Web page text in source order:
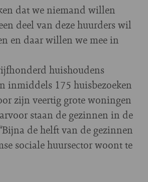
dat we niemand willen
deel van deze huurders wil
en daar willen we mee in
huishoudens
inmiddels 175 huisbezoeken
zijn veertig grote woningen
staan de gezinnen in de
de helft van de gezinnen
sociale huursector woont te